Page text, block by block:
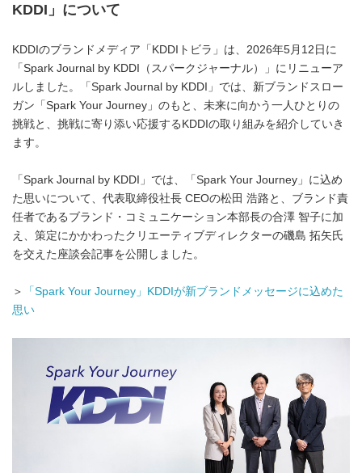
KDDI 」について
KDDIのブランドメディア「KDDIトビラ」は、2026年5月12日に
「Spark Journal by KDDI（スパークジャーナル）」にリニューア
ルしました。「Spark Journal by KDDI」では、新ブランドスロー
ガン「Spark Your Journey」のもと、未来に向かう一人ひとりの
挑戦と、挑戦に寄り添い応援するKDDIの取り組みを紹介していき
ます。
「Spark Journal by KDDI」では、「Spark Your Journey」に込め
た思いについて、代表取締役社長 CEOの松田 浩路と、ブランド責
任者であるブランド・コミュニケーション本部長の合澤 智子に加
え、策定にかかわったクリエーティブディレクターの磯島 拓矢氏
を交えた座談会記事を公開しました。
＞
「Spark Your Journey」KDDIが新ブランドメッセージに込めた
思い